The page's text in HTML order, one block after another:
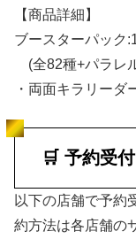
【商品詳細】
ブースターパック
(全82種+パラレ
・両面キラリー
🛒 予約受
以下の店舗で予約
約方法は各店舗の